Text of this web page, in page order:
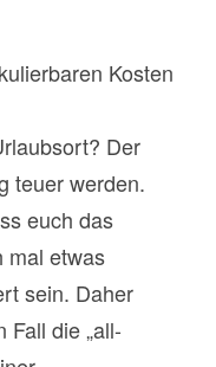
Kosten
Der
teuer werden.
euch das
mal etwas
sein. Daher
Fall die „all-